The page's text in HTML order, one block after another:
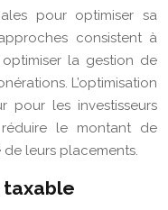
pour optimiser sa
consistent à
la gestion de
L’optimisation
pour les investisseurs
le montant de
de leurs placements.
taxable